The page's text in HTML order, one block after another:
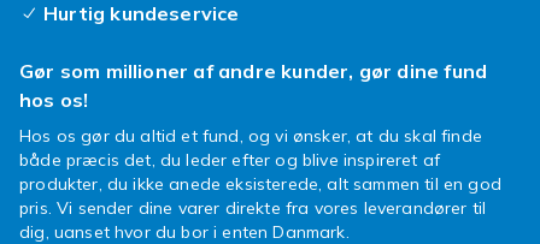
Hurtig kundeservice
Gør som millioner af andre kunder, gør dine fund
hos os!
Hos os gør du altid et fund, og vi ønsker, at du skal finde
både præcis det, du leder efter og blive inspireret af
produkter, du ikke anede eksisterede, alt sammen til en god
pris. Vi sender dine varer direkte fra vores leverandører til
dig, uanset hvor du bor i enten Danmark.